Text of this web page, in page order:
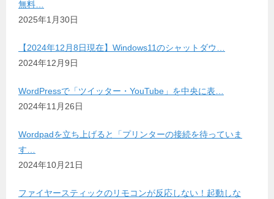
無料…
2025年1月30日
【2024年12月8日現在】Windows11のシャットダウ…
2024年12月9日
WordPressで「ツイッター・YouTube」を中央に表…
2024年11月26日
Wordpadを立ち上げると「プリンターの接続を待っていま
す…
2024年10月21日
ファイヤースティックのリモコンが反応しない！起動しな